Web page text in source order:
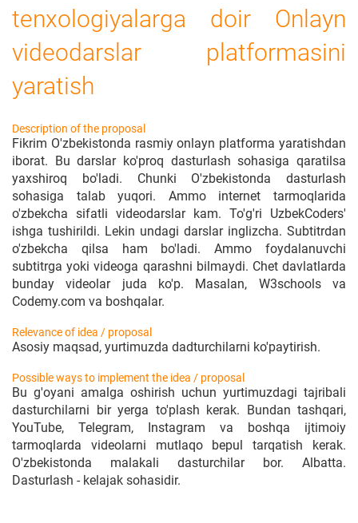
tenxologiyalarga doir Onlayn
videodarslar platformasini
yaratish
Description of the proposal
Fikrim O'zbekistonda rasmiy onlayn platforma yaratishdan
iborat. Bu darslar ko'proq dasturlash sohasiga qaratilsa
yaxshiroq bo'ladi. Chunki O'zbekistonda dasturlash
sohasiga talab yuqori. Ammo internet tarmoqlarida
o'zbekcha sifatli videodarslar kam. To'g'ri UzbekCoders'
ishga tushirildi. Lekin undagi darslar inglizcha. Subtitrdan
o'zbekcha qilsa ham bo'ladi. Ammo foydalanuvchi
subtitrga yoki videoga qarashni bilmaydi. Chet davlatlarda
bunday videolar juda ko'p. Masalan, W3schools va
Codemy.com va boshqalar.
Relevance of idea / proposal
Asosiy maqsad, yurtimuzda dadturchilarni ko'paytirish.
Possible ways to implement the idea / proposal
Bu g'oyani amalga oshirish uchun yurtimuzdagi tajribali
dasturchilarni bir yerga to'plash kerak. Bundan tashqari,
YouTube, Telegram, Instagram va boshqa ijtimoiy
tarmoqlarda videolarni mutlaqo bepul tarqatish kerak.
O'zbekistonda malakali dasturchilar bor. Albatta.
Dasturlash - kelajak sohasidir.